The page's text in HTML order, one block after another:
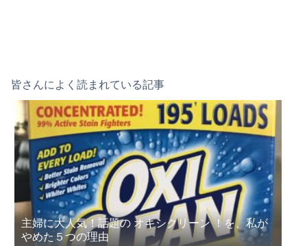
皆さんによく読まれている記事
主婦に大人気！話題の オキシクリーン ！を、私が
やめた５つの理由